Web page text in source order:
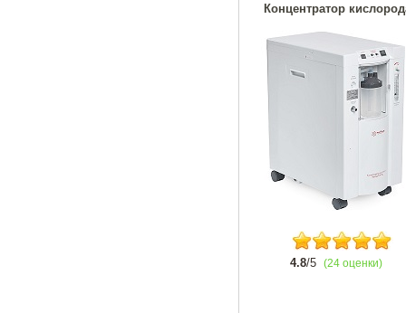
Концентратор
4.8/5 (24 оценки)